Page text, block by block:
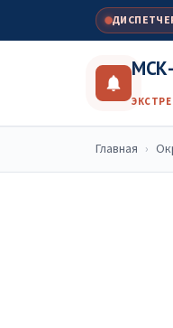
Главная ›